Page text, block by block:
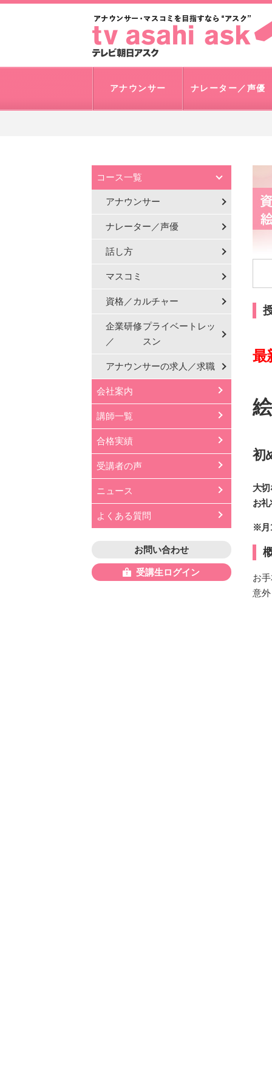
アナウンサー ナレーター／声優
コース一覧
アナウンサー
ナレーター／声優
話し方
マスコミ
資格／カルチャー
企業研修
／
プライベートレッ
スン
アナウンサーの求人／求職
会社案内
講師一覧
合格実績
受講者の声
ニュース
よくある質問
お問い合わせ
受講生ログイン
最
初
大
お
※月
お
意